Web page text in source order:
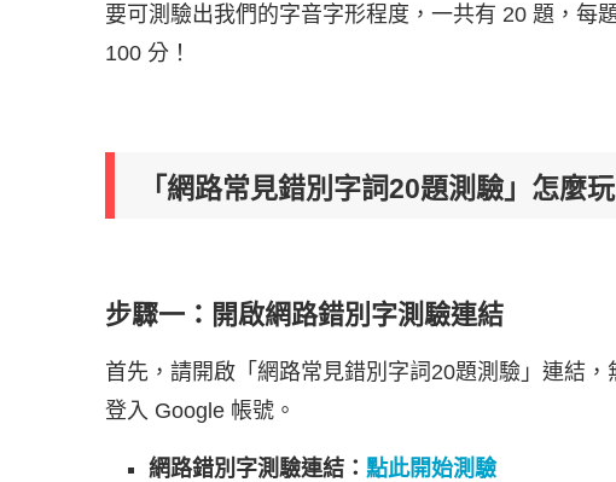
要可測驗出我們的字音字形程度，一共有 20 題，每
100 分！
「網路常見錯別字詞20題測驗」怎麼玩
步驟一：開啟網路錯別字測驗連結
首先，請開啟「網路常見錯別字詞20題測驗」連結
登入 Google 帳號。
網路錯別字測驗連結： 點此開始測驗